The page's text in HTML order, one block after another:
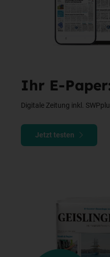
Ihr E-
Digitale Zeitung inkl.
Jetzt testen